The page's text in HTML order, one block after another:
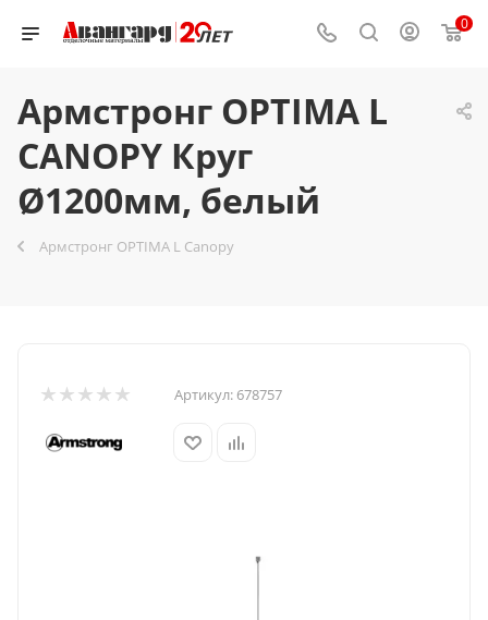
0
Армстронг OPTIMA L
CANOPY Круг
Ø1200мм, белый
Армстронг OPTIMA L Canopy
Артикул: 678757